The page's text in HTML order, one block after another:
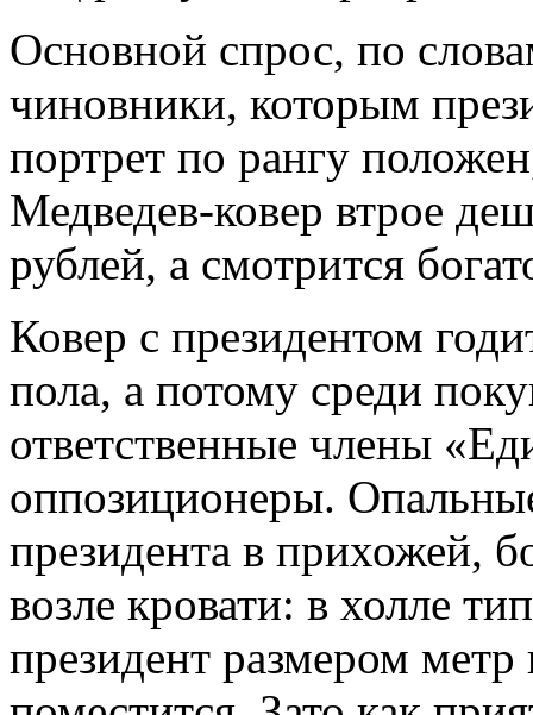
Основной спрос, по
чиновники, которым
портрет по рангу
Медведев-ковер втрое
рублей, а смотрится
Ковер с президентом
пола, а потому среди
ответственные члены
оппозиционеры.
президента в прихожей,
возле кровати: в холле
президент размером